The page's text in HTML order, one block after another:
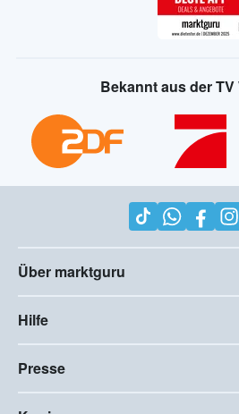
Bekannt aus der
Über marktguru
Hilfe
Presse